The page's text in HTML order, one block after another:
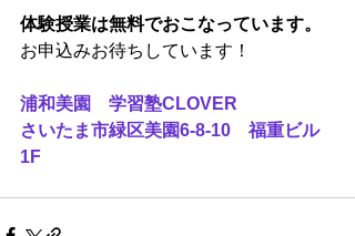
体験授業は無料でおこなっています。
お申込みお待ちしています！
浦和美園　学習塾CLOVER
さいたま市緑区美園6-8-10　福重ビル
1F